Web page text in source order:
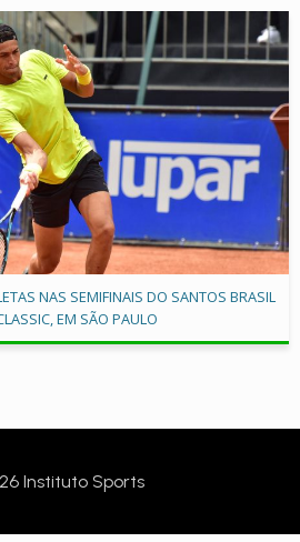
NAS SEMIFINAIS DO SANTOS BRASIL
EM SÃO PAULO
Instituto Sports